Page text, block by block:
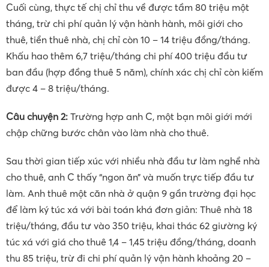
Cuối cùng, thực tế chị chỉ thu về được tầm 80 triệu một
tháng, trừ chi phí quản lý vận hành hành, môi giới cho
thuê, tiền thuê nhà, chị chỉ còn 10 – 14 triệu đồng/tháng.
Khấu hao thêm 6,7 triệu/tháng chi phí 400 triệu đầu tư
ban đầu (hợp đồng thuê 5 năm), chính xác chị chỉ còn kiếm
được 4 – 8 triệu/tháng.
Câu chuyện 2: Trường hợp anh C, một bạn môi giới mới
chập chững bước chân vào làm nhà cho thuê.
Sau thời gian tiếp xúc với nhiều nhà đầu tư làm nghề nhà
cho thuê, anh C thấy “ngon ăn” và muốn trực tiếp đầu tư
làm. Anh thuê một căn nhà ở quận 9 gần trường đại học
để làm ký túc xá với bài toán khá đơn giản: Thuê nhà 18
triệu/tháng, đầu tư vào 350 triệu, khai thác 62 giường ký
túc xá với giá cho thuê 1,4 – 1,45 triệu đồng/tháng, doanh
thu 85 triệu, trừ đi chi phí quản lý vận hành khoảng 20 –